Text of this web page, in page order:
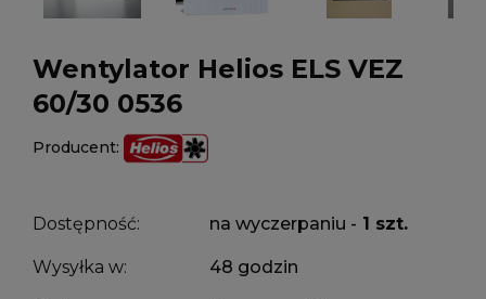
Wentylator Helios ELS VEZ
60/30 0536
Producent:
Dostępność: na wyczerpaniu - 1 szt.
Wysyłka w: 48 godzin